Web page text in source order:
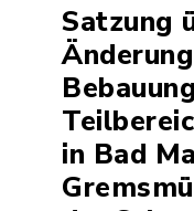
Satzung
in Bad